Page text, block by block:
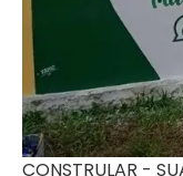
CONSTRULAR -